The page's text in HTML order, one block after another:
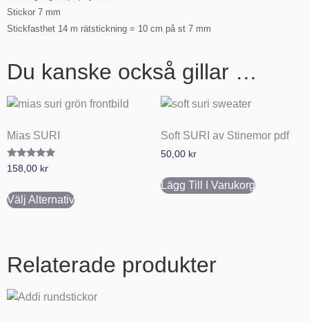
Stickor 7 mm
Stickfasthet 14 m rätstickning = 10 cm på st 7 mm
Du kanske också gillar …
Mias SURI
Betygsatt
5.00
158,00 kr
Välj Alternativ
Soft SURI av Stinemor pdf
50,00 kr
Lägg Till I Varukorg
Relaterade produkter